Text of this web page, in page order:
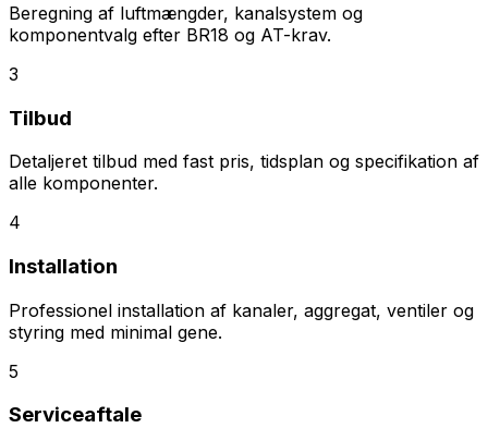
Beregning af luftmængder, kanalsystem og
komponentvalg efter BR18 og AT-krav.
3
Tilbud
Detaljeret tilbud med fast pris, tidsplan og specifikation af
alle komponenter.
4
Installation
Professionel installation af kanaler, aggregat, ventiler og
styring med minimal gene.
5
Serviceaftale